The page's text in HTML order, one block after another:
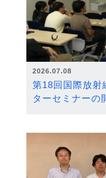
2026.07.08
第18回国際放射
ターセミナーの